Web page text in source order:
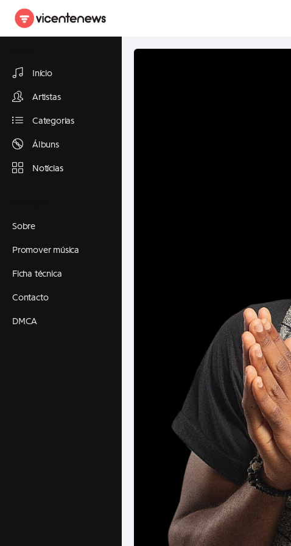
Início
Artistas
Categorias
Álbuns
Notícias
Sobre
Promover música
Ficha técnica
Contacto
DMCA